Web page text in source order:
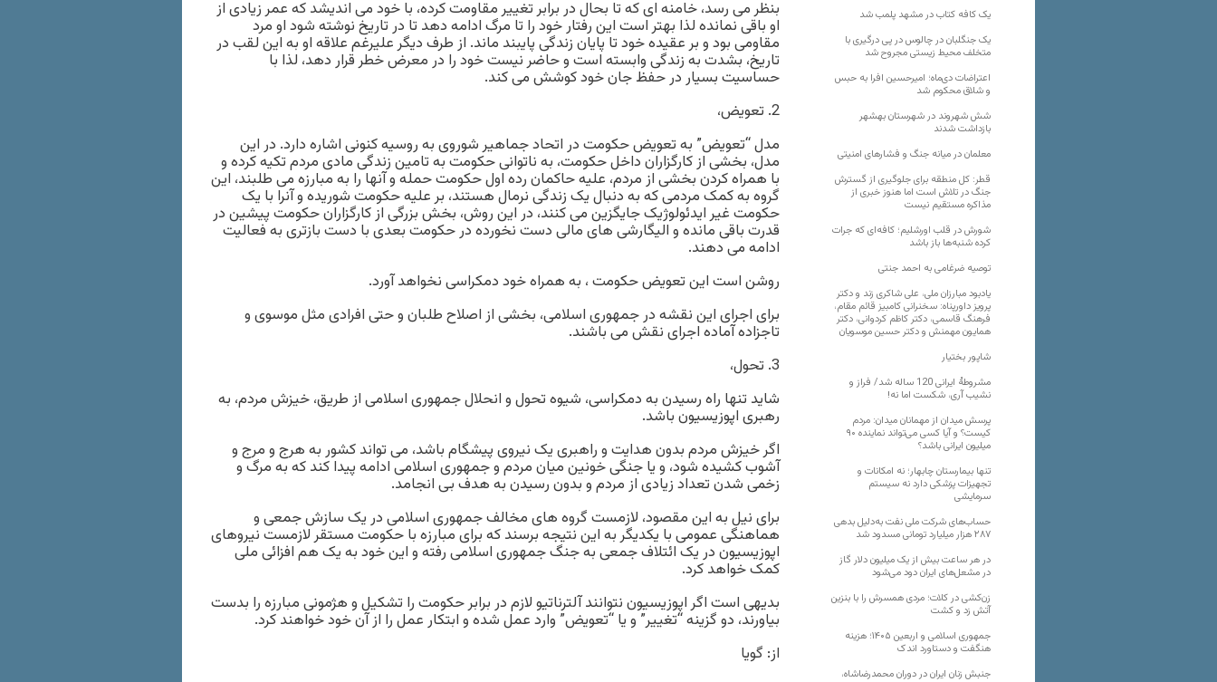
بنظر می رسد، خامنه ای که تا بحال در برابر تغییر مقاومت کرده، با خود می اندیشد که عمر زیادی از
او باقی نمانده لذا بهتر است این رفتار خود را تا مرگ ادامه دهد تا در تاریخ نوشته شود او مرد
مقاومی بود و بر عقیده خود تا پایان زندگی پایبند ماند. از طرف دیگر علیرغم علاقه او به این لقب در
تاریخ، بشدت به زندگی وابسته است و حاضر نیست خود را در معرض خطر قرار دهد، لذا با
حساسیت بسیار در حفظ جان خود کوشش می کند.
2. تعویض،
مدل “تعویض” به تعویض حکومت در اتحاد جماهیر شوروی به روسیه کنونی اشاره دارد. در این
مدل، بخشی از کارگزاران داخل حکومت، به ناتوانی حکومت به تامین زندگی مادی مردم تکیه کرده و
با همراه کردن بخشی از مردم، علیه حاکمان رده اول حکومت حمله و آنها را به مبارزه می طلبند، این
گروه به کمک مردمی که به دنبال یک زندگی نرمال هستند، بر علیه حکومت شوریده و آنرا با یک
حکومت غیر ایدئولوژیک جایگزین می کنند، در این روش، بخش بزرگی از کارگزاران حکومت پیشین در
قدرت باقی مانده و الیگارشی های مالی دست نخورده در حکومت بعدی با دست بازتری به فعالیت
ادامه می دهند.
روشن است این تعویض حکومت ، به همراه خود دمکراسی نخواهد آورد.
برای اجرای این نقشه در جمهوری اسلامی، بخشی از اصلاح طلبان و حتی افرادی مثل موسوی و
تاجزاده آماده اجرای نقش می باشند.
3. تحول،
شاید تنها راه رسیدن به دمکراسی، شیوه تحول و انحلال جمهوری اسلامی از طریق، خیزش مردم، به
رهبری اپوزیسیون باشد.
اگر خیزش مردم بدون هدایت و راهبری یک نیروی پیشگام باشد، می تواند کشور به هرج و مرج و
آشوب کشیده شود، و یا جنگی خونین میان مردم و جمهوری اسلامی ادامه پیدا کند که به مرگ و
زخمی شدن تعداد زیادی از مردم و بدون رسیدن به هدف بی انجامد.
برای نیل به این مقصود، لازمست گروه های مخالف جمهوری اسلامی در یک سازش جمعی و
هماهنگی عمومی با یکدیگر به این نتیجه برسند که برای مبارزه با حکومت مستقر لازمست نیروهای
اپوزیسیون در یک ائتلاف جمعی به جنگ جمهوری اسلامی رفته و این خود به یک هم افزائی ملی
کمک خواهد کرد.
بدیهی است اگر اپوزیسیون نتوانند آلترناتیو لازم در برابر حکومت را تشکیل و هژمونی مبارزه را بدست
بیاورند، دو گزینه “تغییر” و یا “تعویض” وارد عمل شده و ابتکار عمل را از آن خود خواهند کرد.
از: گویا
یک کافه کتاب در مشهد پلمب شد
یک جنگلبان در چالوس در پی درگیری با
متخلف محیط زیستی مجروح شد
اعتراضات دی‌ماه؛ امیرحسین افرا به حبس
و شلاق محکوم شد
شش شهروند در شهرستان بهشهر
بازداشت شدند
معلمان در میانه جنگ و فشارهای امنیتی
قطر: کل منطقه برای جلوگیری از گسترش
جنگ در تلاش است اما هنوز خبری از
مذاکره مستقیم نیست
شورش در قلب اورشلیم؛ کافه‌ای که جرات
کرده شنبه‌ها باز باشد
توصیه ضرغامی به احمد جنتی
یادبود مبارزان ملی، علی شاکری زند و دکتر
پرویز داورپناه: سخنرانی کامبیز قائم مقام،
فرهنگ قاسمی، دکتر کاظم کردوانی، دکتر
همایون مهمنش و دکتر حسین موسویان
شاپور بختیار
مشروطۀ ایرانی 120 ساله شد/ فراز و
نشیب آری، شکست اما نه!
پرسش میدان از مهمانان میدان: مردم
کیست؟ و آیا کسی می‌تواند نماینده ۹۰
میلیون ایرانی باشد؟
تنها بیمارستان چابهار؛ نه امکانات و
تجهیزات پزشکی دارد نه سیستم
سرمایشی
حساب‌های شرکت ملی نفت به‌دلیل بدهی
۲۸۷ هزار میلیارد تومانی مسدود شد
در هر ساعت بیش از یک میلیون دلار گاز
در مشعل‌های ایران دود می‌شود
زن‌کشی در کلات؛ مردی همسرش را با بنزین
آتش زد و کشت
جمهوری اسلامی و اربعین ۱۴۰۵؛ هزینه
هنگفت و دستاورد اندک
جنبش زنان ایران در دوران محمدرضاشاه،